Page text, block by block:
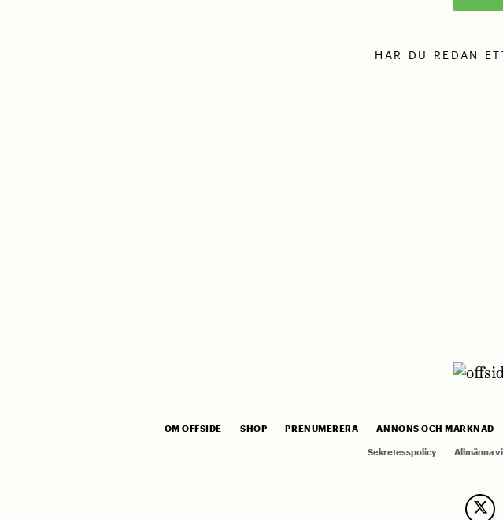
HAR DU REDAN
OM OFFSIDE SHOP PRENUMERERA ANNONS OCH MARKNAD
Sekretesspolicy Allmänna